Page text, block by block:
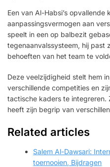
Een van Al-Habsi’s opvallende
aanpassingsvermogen aan
speelt in een op balbezit
tegenaanvalssysteem, hij past
behoeften van het team te
Deze veelzijdigheid stelt hem
verschillende competities en
tactische kaders te integreren.
heeft zijn begrip van
Related articles
Salem Al-Dawsari:
toernooien, Bijdragen